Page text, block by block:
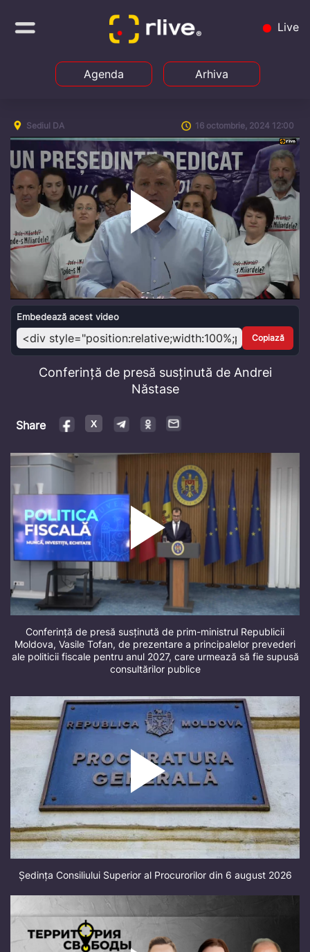
Live
Agenda Arhiva
Sediul DA 16 octombrie, 2024 12:00
Play
Video
Embedează acest video
Copiază
Conferință de presă susținută de Andrei
Năstase
Share
Conferință de presă susținută de prim-ministrul Republicii
Moldova, Vasile Tofan, de prezentare a principalelor prevederi
ale politicii fiscale pentru anul 2027, care urmează să fie supusă
consultărilor publice
Ședința Consiliului Superior al Procurorilor din 6 august 2026